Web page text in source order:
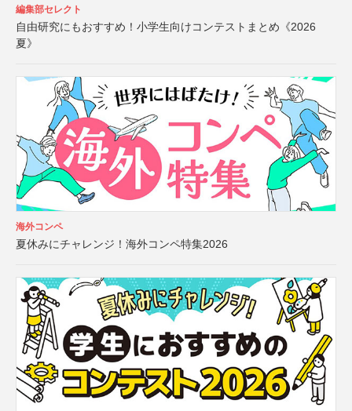
編集部セレクト
自由研究にもおすすめ！小学生向けコンテストまとめ《2026
夏》
海外コンペ
夏休みにチャレンジ！海外コンペ特集2026